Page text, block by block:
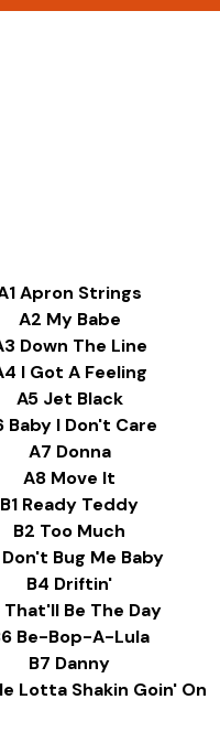
Apron Strings
A2 My Babe
Down The Line
I Got A Feeling
A5 Jet Black
Baby I Don't Care
A7 Donna
A8 Move It
B1 Ready Teddy
B2 Too Much
Don't Bug Me Baby
B4 Driftin'
That'll Be The Day
Be-Bop-A-Lula
B7 Danny
Lotta Shakin Goin' On